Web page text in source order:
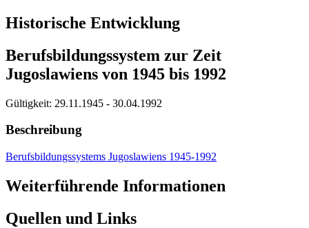
Historische Entwicklung
Berufsbildungssystem zur Zeit
Jugoslawiens von 1945 bis 1992
Gültigkeit: 29.11.1945 - 30.04.1992
Beschreibung
Berufsbildungssystems Jugoslawiens 1945-1992
Weiterführende Informationen
Quellen und Links